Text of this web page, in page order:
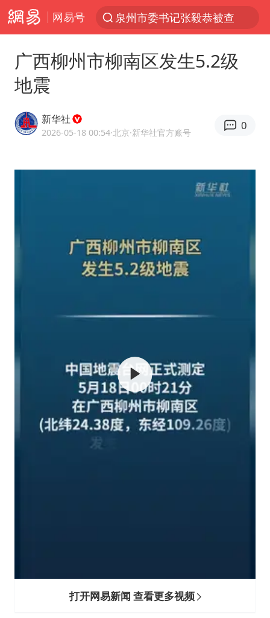
网易号
泉州市委书记张毅恭被查
中巨芯：上半年归母净利润1405.77万元
美股存储板块集体大跌
百花奖开幕式
我国外贸延续良好增长态势
“新疆阿勒泰八月能滑雪”不实
夯实基础开新局
广西柳州市柳南区发生5.2级
地震
新华社
2026-05-18 00:54·北京·新华社官方账号
0
打开网易新闻 查看更多视频